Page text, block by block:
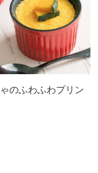
のふわふわプリン